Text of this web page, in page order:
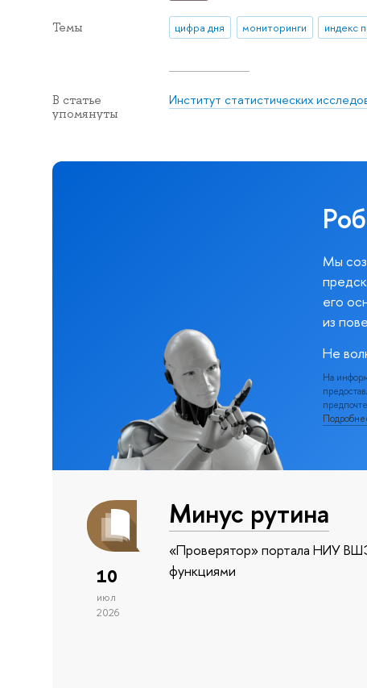
Темы цифра дня мониторинги
В статье
упомянуты
Институт статистических
Мы
его
из
Не
На
10
июл
2026
Минус рутина
«Проверятор» портала НИУ
функциями